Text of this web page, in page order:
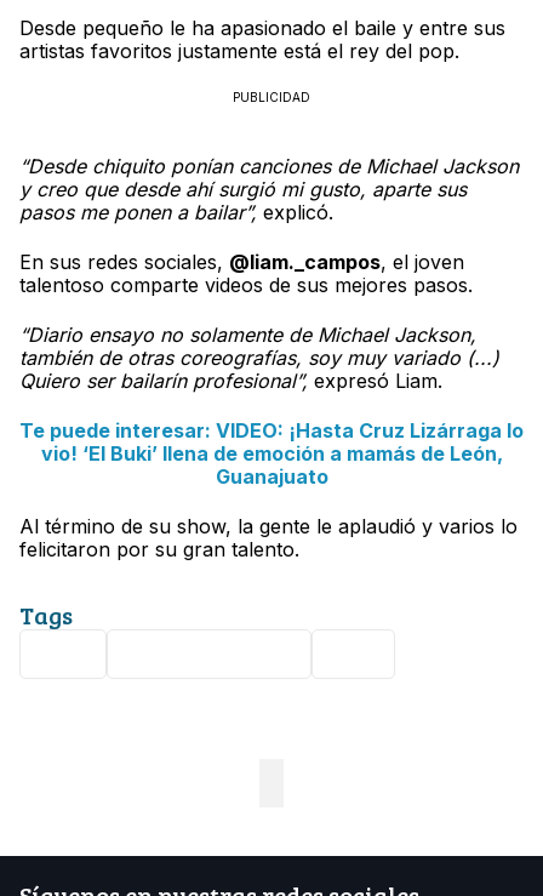
Desde pequeño le ha apasionado el baile y entre sus
artistas favoritos justamente está el rey del pop.
PUBLICIDAD
“Desde chiquito ponían canciones de Michael Jackson
y creo que desde ahí surgió mi gusto, aparte sus
pasos me ponen a bailar”, explicó.
En sus redes sociales, @liam._campos, el joven
talentoso comparte videos de sus mejores pasos.
“Diario ensayo no solamente de Michael Jackson,
también de otras coreografías, soy muy variado (...)
Quiero ser bailarín profesional”, expresó Liam.
Te puede interesar: VIDEO: ¡Hasta Cruz Lizárraga lo
vio! ‘El Buki’ llena de emoción a mamás de León,
Guanajuato
Al término de su show, la gente le aplaudió y varios lo
felicitaron por su gran talento.
Tags